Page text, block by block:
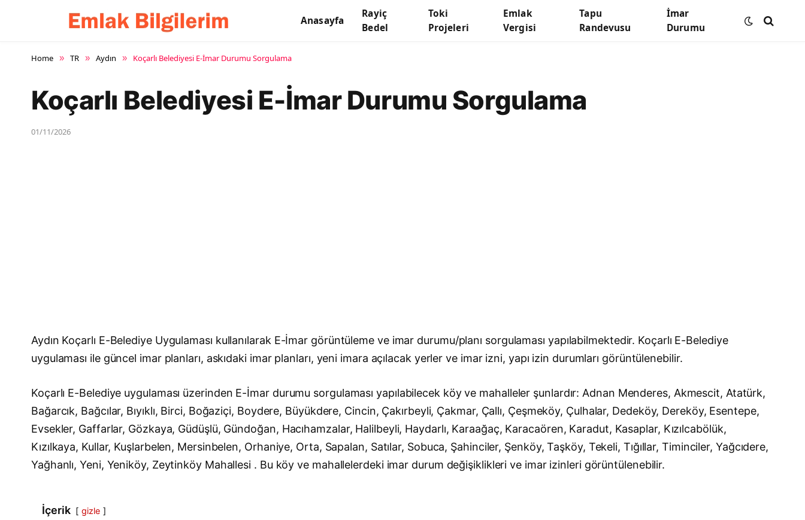
Anasayfa
Rayiç
Bedel
Toki
Projeleri
Emlak
Vergisi
Tapu
Randevusu
İmar
Durumu
Home » TR » Aydın » Koçarlı Belediyesi E-İmar Durumu Sorgulama
Koçarlı Belediyesi E-İmar Durumu Sorgulama
01/11/2026
Aydın Koçarlı E-Belediye Uygulaması kullanılarak E-İmar görüntüleme ve imar durumu/planı sorgulaması yapılabilmektedir. Koçarlı E-Belediye
uygulaması ile güncel imar planları, askıdaki imar planları, yeni imara açılacak yerler ve imar izni, yapı izin durumları görüntülenebilir.
Koçarlı E-Belediye uygulaması üzerinden E-İmar durumu sorgulaması yapılabilecek köy ve mahalleler şunlardır: Adnan Menderes, Akmescit, Atatürk,
Bağarcık, Bağcılar, Bıyıklı, Birci, Boğaziçi, Boydere, Büyükdere, Cincin, Çakırbeyli, Çakmar, Çallı, Çeşmeköy, Çulhalar, Dedeköy, Dereköy, Esentepe,
Evsekler, Gaffarlar, Gözkaya, Güdüşlü, Gündoğan, Hacıhamzalar, Halilbeyli, Haydarlı, Karaağaç, Karacaören, Karadut, Kasaplar, Kızılcabölük,
Kızılkaya, Kullar, Kuşlarbelen, Mersinbelen, Orhaniye, Orta, Sapalan, Satılar, Sobuca, Şahinciler, Şenköy, Taşköy, Tekeli, Tığıllar, Timinciler, Yağcıdere,
Yağhanlı, Yeni, Yeniköy, Zeytinköy Mahallesi . Bu köy ve mahallelerdeki imar durum değişiklikleri ve imar izinleri görüntülenebilir.
İçerik gizle